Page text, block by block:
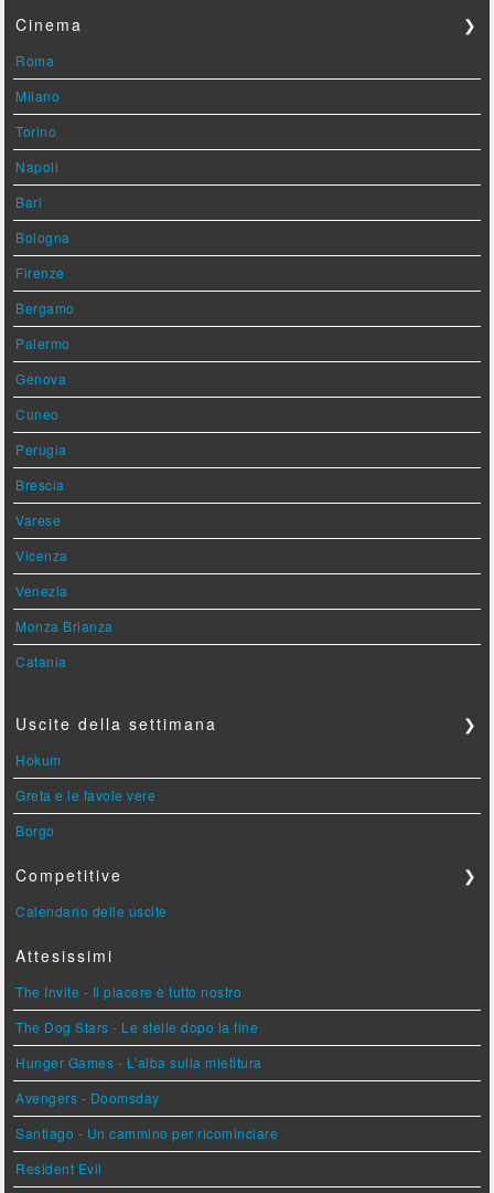
Cinema ❯
Roma
Milano
Torino
Napoli
Bari
Bologna
Firenze
Bergamo
Palermo
Genova
Cuneo
Perugia
Brescia
Varese
Vicenza
Venezia
Monza Brianza
Catania
Uscite della settimana ❯
Hokum
Greta e le favole vere
Borgo
Competitive ❯
Calendario delle uscite
Attesissimi
The Invite - Il piacere è tutto nostro
The Dog Stars - Le stelle dopo la fine
Hunger Games - L'alba sulla mietitura
Avengers - Doomsday
Santiago - Un cammino per ricominciare
Resident Evil